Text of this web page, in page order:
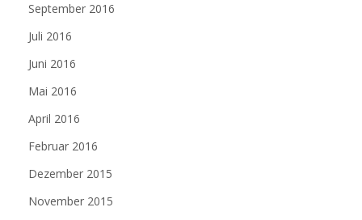
September 2016
Juli 2016
Juni 2016
Mai 2016
April 2016
Februar 2016
Dezember 2015
November 2015